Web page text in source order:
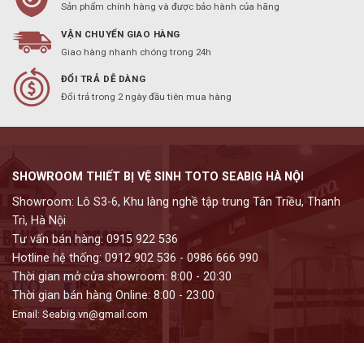
Sản phẩm chính hàng và được bảo hành của hãng
VẬN CHUYỂN GIAO HÀNG
Giao hàng nhanh chóng trong 24h
ĐỔI TRẢ DỄ DÀNG
Đổi trả trong 2 ngày đầu tiên mua hàng
SHOWROOM THIẾT BỊ VỆ SINH TOTO SEABIG HÀ NỘI
Showroom: Lô S3-6, Khu làng nghề tập trung Tân Triều, Thanh
Trì, Hà Nội
Tư vấn bán hàng: 0915 922 536
Hotline hệ thống: 0912 902 536 - 0986 666 990
Thời gian mở cửa showroom: 8:00 - 20:30
Thời gian bán hàng Online: 8:00 - 23:00
Email: Seabig.vn@gmail.com